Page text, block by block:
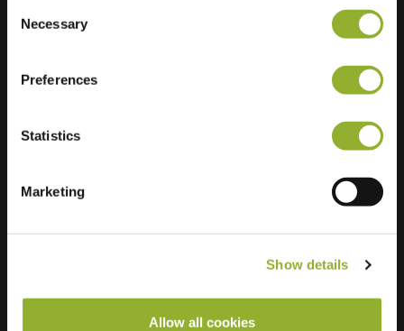
Selection
Necessary
Preferences
Statistics
Marketing
Show details
Allow all cookies